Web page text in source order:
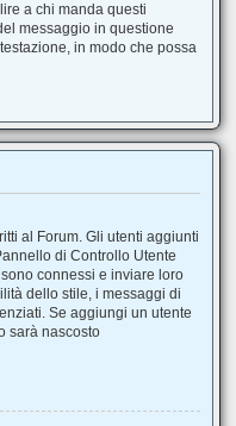
a chi manda questi
messaggio in questione
in modo che possa
al Forum. Gli utenti aggiunti
di Controllo Utente
connessi e inviare loro
dello stile, i messaggi di
Se aggiungi un utente
sarà nascosto